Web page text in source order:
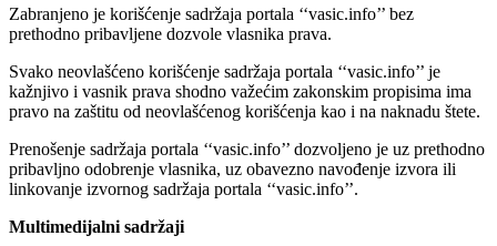
Zabranjeno je korišćenje sadržaja portala ‘‘vasic.info’’ bez
prethodno pribavljene dozvole vlasnika prava.
Svako neovlašćeno korišćenje sadržaja portala ‘‘vasic.info’’ je
kažnjivo i vasnik prava shodno važećim zakonskim propisima ima
pravo na zaštitu od neovlašćenog korišćenja kao i na naknadu štete.
Prenošenje sadržaja portala ‘‘vasic.info’’ dozvoljeno je uz prethodno
pribavljno odobrenje vlasnika, uz obavezno navođenje izvora ili
linkovanje izvornog sadržaja portala ‘‘vasic.info’’.
Multimedijalni sadržaji